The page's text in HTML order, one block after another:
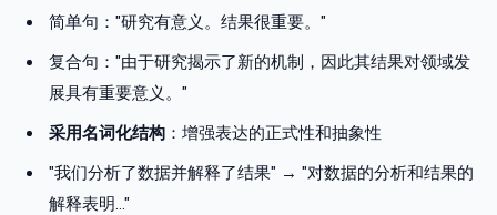
简单句："研究有意义。结果很重要。"
复合句："由于研究揭示了新的机制，因此其结果对领域发
展具有重要意义。"
采用名词化结构 ：增强表达的正式性和抽象性
"我们分析了数据并解释了结果" → "对数据的分析和结果的
解释表明..."